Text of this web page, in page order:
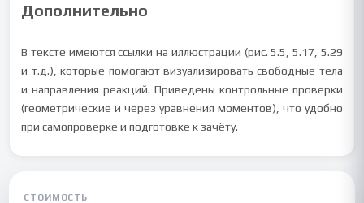
Дополнительно
В тексте имеются ссылки на иллюстрации (рис. 5.5, 5.17, 5.29
и т.д.), которые помогают визуализировать свободные тела
и направления реакций. Приведены контрольные проверки
(геометрические и через уравнения моментов), что удобно
при самопроверке и подготовке к зачёту.
СТОИМОСТЬ